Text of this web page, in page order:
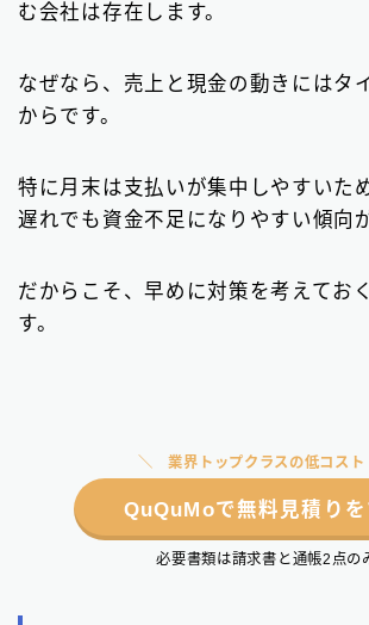
む会社は存在します。
なぜなら、売上と現金の動きにはタ
からです。
特に月末は支払いが集中しやすいた
遅れでも資金不足になりやすい傾向
だからこそ、早めに対策を考えてお
す。
業界トップクラスの低コスト
QuQuMoで無料見積りを
必要書類は請求書と通帳2点の